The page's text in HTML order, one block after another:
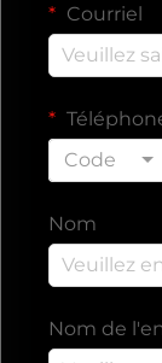
Courriel
Code
Nom
Nom de